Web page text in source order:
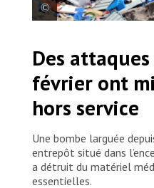
touché par une frappe
3 février 2026. Soudan
Pejovic/MSF
Des
février ont
hors service
Une bombe larguée
entrepôt situé dans
a détruit du matériel
essentielles.